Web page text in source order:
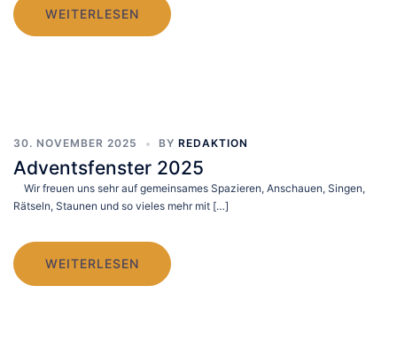
WEITERLESEN
30. NOVEMBER 2025 BY REDAKTION
Adventsfenster 2025
Wir freuen uns sehr auf gemeinsames Spazieren, Anschauen, Singen,
Rätseln, Staunen und so vieles mehr mit […]
WEITERLESEN